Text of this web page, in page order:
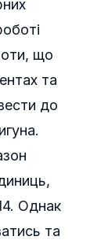
що
та
до
Однак
та